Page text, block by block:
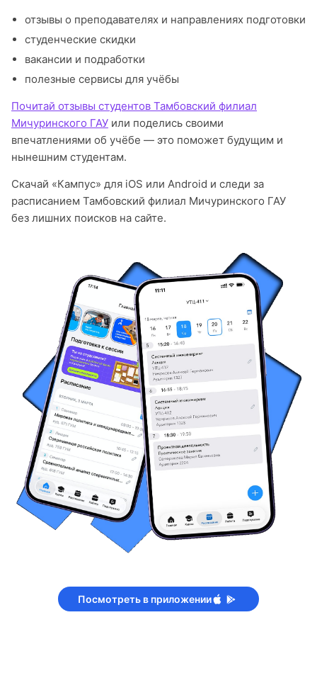
отзывы о преподавателях и направлениях подготовки
студенческие скидки
вакансии и подработки
полезные сервисы для учёбы
Почитай отзывы студентов Тамбовский филиал
Мичуринского ГАУ или поделись своими
впечатлениями об учёбе — это поможет будущим и
нынешним студентам.
Скачай «Кампус» для iOS или Android и следи за
расписанием Тамбовский филиал Мичуринского ГАУ
без лишних поисков на сайте.
Посмотреть в приложении